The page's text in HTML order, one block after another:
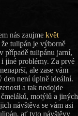
nás zaujme květ
tulipán je výborně
případě tulipánu jarní,
jiné problémy. Za prvé
ale zase vám
den není úplně ideální.
a tak nedojde
motýlů a jiných
návštěva se vám asi
ať tyto návštěvy